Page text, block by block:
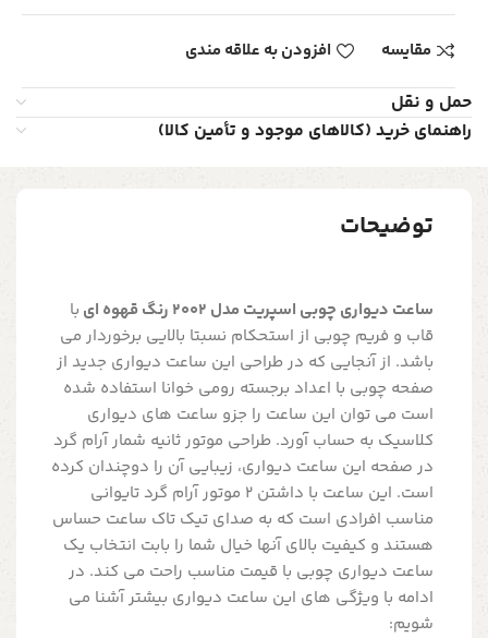
مقایسه افزودن به علاقه مندی
حمل و نقل
راهنمای خرید (کالاهای موجود و تأمین کالا)
توضیحات
ساعت دیواری چوبی اسپریت مدل 2002 رنگ قهوه ای
با
قاب و فریم چوبی از استحکام نسبتا بالایی برخوردار می
باشد. از آنجایی که در طراحی این ساعت دیواری جدید از
صفحه چوبی با اعداد برجسته رومی خوانا استفاده شده
است می توان این ساعت را جزو ساعت های دیواری
کلاسیک به حساب آورد. طراحی موتور ثانیه شمار آرام گرد
در صفحه این ساعت دیواری، زیبایی آن را دوچندان کرده
است. این ساعت با داشتن 2 موتور آرام گرد تایوانی
مناسب افرادی است که به صدای تیک تاک ساعت حساس
هستند و کیفیت بالای آنها خیال شما را بابت انتخاب یک
ساعت دیواری چوبی با قیمت مناسب راحت می کند. در
ادامه با ویژگی های این ساعت دیواری بیشتر آشنا می
شویم: